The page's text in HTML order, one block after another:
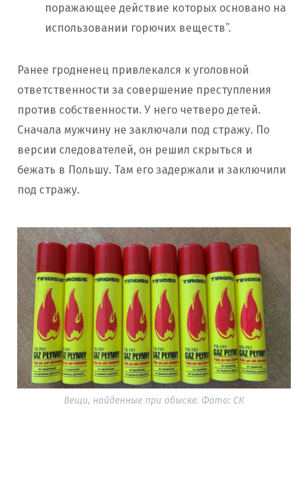
поражающее действие которых основано на
использовании горючих веществ”.
Ранее гродненец привлекался к уголовной
ответственности за совершение преступления
против собственности. У него четверо детей.
Сначала мужчину не заключали под стражу. По
версии следователей, он решил скрыться и
бежать в Польшу. Там его задержали и заключили
под стражу.
Вещи, найденные при обыске. Фото: СК